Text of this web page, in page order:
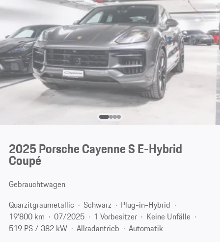
2025 Porsche Cayenne S E-Hybrid
Coupé
Gebrauchtwagen
Quarzitgraumetallic
Schwarz
Plug-in-Hybrid
19'800 km
07/2025 1 Vorbesitzer
Keine Unfälle
519 PS / 382 kW
Allradantrieb
Automatik